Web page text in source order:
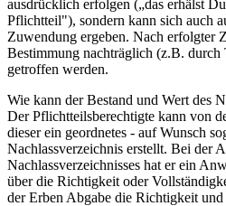
ausdrücklich erfolgen („das erhälst
Pflichtteil"), sondern kann sich auch
Zuwendung ergeben. Nach erfolgter
Bestimmung nachträglich (z.B. durch
getroffen werden.
Wie kann der Bestand und Wert des
Der Pflichtteilsberechtigte kann von
dieser ein geordnetes - auf Wunsch
Nachlassverzeichnis erstellt. Bei der
Nachlassverzeichnisses hat er ein
über die Richtigkeit oder
der Erben Abgabe die Richtigkeit